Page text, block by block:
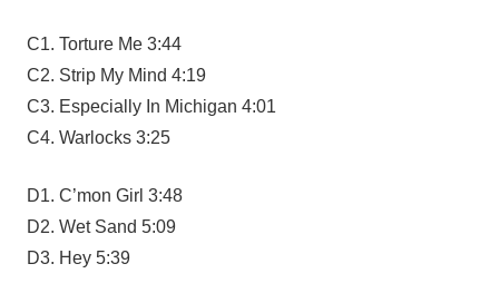
C1. Torture Me 3:44
C2. Strip My Mind 4:19
C3. Especially In Michigan 4:01
C4. Warlocks 3:25
D1. C’mon Girl 3:48
D2. Wet Sand 5:09
D3. Hey 5:39